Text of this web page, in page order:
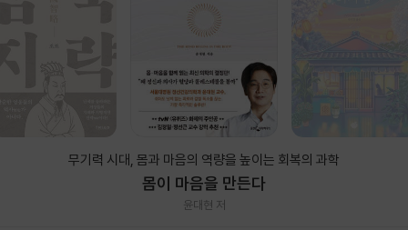
무기력 시대, 몸과 마음의 역량을 높이는 회복의 과학
몸이 마음을 만든다
윤대현 저